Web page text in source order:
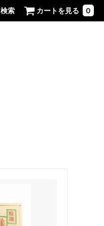
検索 カートを見る 0